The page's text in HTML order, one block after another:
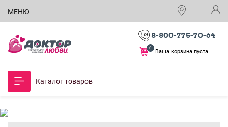
МЕНЮ
8-800-775-70-64
Ваша корзина пуста
0
Каталог товаров